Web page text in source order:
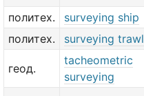
политех.
surveying ship
политех.
surveying trawl
геод.
tacheometric
surveying